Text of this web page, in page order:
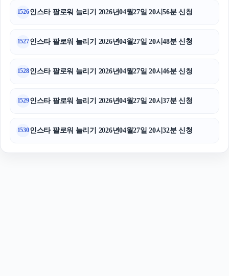
1526인스타 팔로워 늘리기 2026년04월27일 20시56분 신청
1527인스타 팔로워 늘리기 2026년04월27일 20시48분 신청
1528인스타 팔로워 늘리기 2026년04월27일 20시46분 신청
1529인스타 팔로워 늘리기 2026년04월27일 20시37분 신청
1530인스타 팔로워 늘리기 2026년04월27일 20시32분 신청